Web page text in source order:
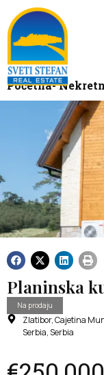
Početna-
Planinska
Na prodaju
Zlatibor, Cajetina
Serbia, Serbia